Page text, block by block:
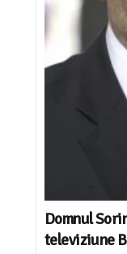
Domnul
televiziune